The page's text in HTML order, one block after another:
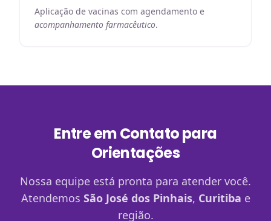
Aplicação de vacinas com agendamento e
acompanhamento farmacêutico.
Entre em Contato para
Orientações
Nossa equipe está pronta para atender você.
Atendemos São José dos Pinhais, Curitiba e
região.